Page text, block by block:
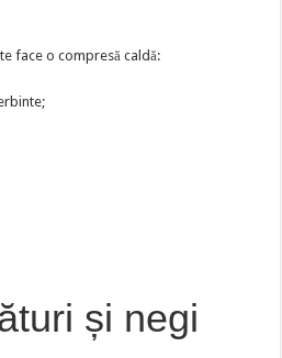
face o compresă caldă:
și negi